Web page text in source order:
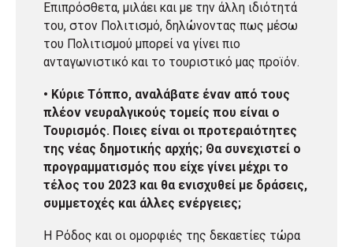
Επιπρόσθετα, μιλάει και με την άλλη ιδιότητά
του, στον Πολιτισμό, δηλώνοντας πως μέσω
του Πολιτισμού μπορεί να γίνει πιο
ανταγωνιστικό και το τουριστικό μας προϊόν.
• Κύριε Τόππο, αναλάβατε έναν από τους
πλέον νευραλγικούς τομείς που είναι ο
Τουρισμός. Ποιες είναι οι προτεραιότητες
της νέας δημοτικής αρχής; Θα συνεχιστεί ο
προγραμματισμός που είχε γίνει μέχρι το
τέλος του 2023 και θα ενισχυθεί με δράσεις,
συμμετοχές και άλλες ενέργειες;
Η Ρόδος και οι ομορφιές της δεκαετίες τώρα